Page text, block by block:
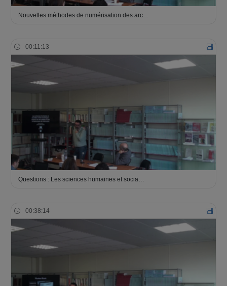
Nouvelles méthodes de numérisation des arc…
00:11:13
Questions : Les sciences humaines et socia…
00:38:14